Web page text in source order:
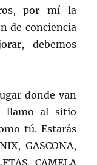
por mí la
de conciencia
debemos
donde van
llamo al sitio
tú. Estarás
GASCONA,
CAMELA